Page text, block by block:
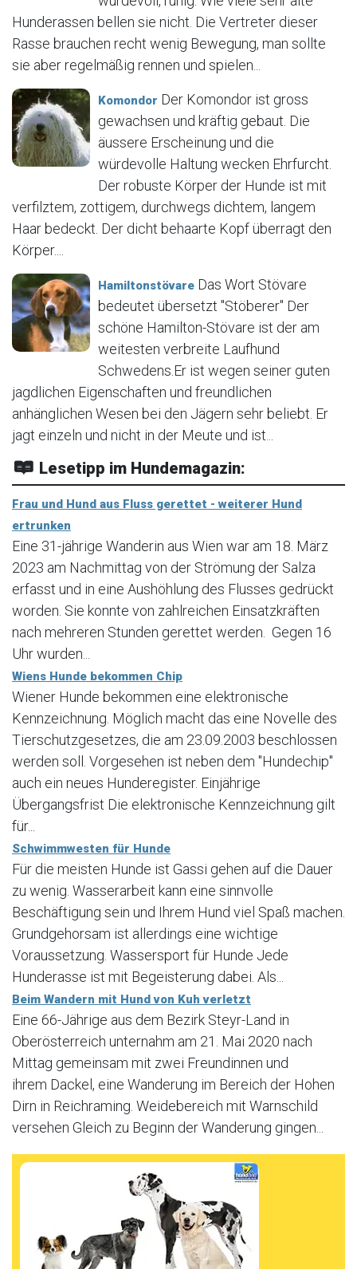
Hunderassen bellen sie nicht. Die Vertreter dieser
Rasse brauchen recht wenig Bewegung, man sollte
sie aber regelmäßig rennen und spielen...
Komondor Der Komondor ist gross
gewachsen und kräftig gebaut. Die
äussere Erscheinung und die
würdevolle Haltung wecken Ehrfurcht.
Der robuste Körper der Hunde ist mit
verfilztem, zottigem, durchwegs dichtem, langem
Haar bedeckt. Der dicht behaarte Kopf überragt den
Körper....
Hamiltonstövare Das Wort Stövare
bedeutet übersetzt "Stöberer" Der
schöne Hamilton-Stövare ist der am
weitesten verbreite Laufhund
Schwedens.Er ist wegen seiner guten
jagdlichen Eigenschaften und freundlichen
anhänglichen Wesen bei den Jägern sehr beliebt. Er
jagt einzeln und nicht in der Meute und ist...
Lesetipp im Hundemagazin:
Frau und Hund aus Fluss gerettet - weiterer Hund
ertrunken
Eine 31-jährige Wanderin aus Wien war am 18. März
2023 am Nachmittag von der Strömung der Salza
erfasst und in eine Aushöhlung des Flusses gedrückt
worden. Sie konnte von zahlreichen Einsatzkräften
nach mehreren Stunden gerettet werden. Gegen 16
Uhr wurden...
Wiens Hunde bekommen Chip
Wiener Hunde bekommen eine elektronische
Kennzeichnung. Möglich macht das eine Novelle des
Tierschutzgesetzes, die am 23.09.2003 beschlossen
werden soll. Vorgesehen ist neben dem "Hundechip"
auch ein neues Hunderegister. Einjährige
Übergangsfrist Die elektronische Kennzeichnung gilt
für...
Schwimmwesten für Hunde
Für die meisten Hunde ist Gassi gehen auf die Dauer
zu wenig. Wasserarbeit kann eine sinnvolle
Beschäftigung sein und Ihrem Hund viel Spaß machen.
Grundgehorsam ist allerdings eine wichtige
Voraussetzung. Wassersport für Hunde Jede
Hunderasse ist mit Begeisterung dabei. Als...
Beim Wandern mit Hund von Kuh verletzt
Eine 66-Jährige aus dem Bezirk Steyr-Land in
Oberösterreich unternahm am 21. Mai 2020 nach
Mittag gemeinsam mit zwei Freundinnen und
ihrem Dackel, eine Wanderung im Bereich der Hohen
Dirn in Reichraming. Weidebereich mit Warnschild
versehen Gleich zu Beginn der Wanderung gingen...